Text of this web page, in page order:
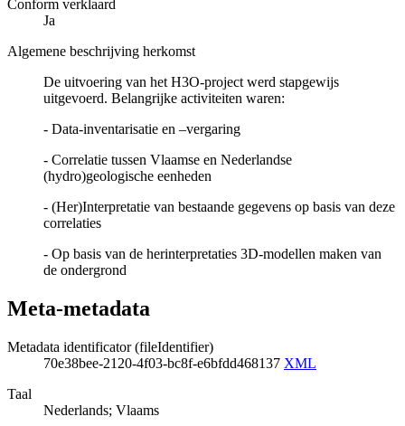
Conform verklaard
Ja
Algemene beschrijving herkomst
De uitvoering van het H3O-project werd stapgewijs
uitgevoerd. Belangrijke activiteiten waren:
- Data-inventarisatie en –vergaring
- Correlatie tussen Vlaamse en Nederlandse
(hydro)geologische eenheden
- (Her)Interpretatie van bestaande gegevens op basis van deze
correlaties
- Op basis van de herinterpretaties 3D-modellen maken van
de ondergrond
Meta-metadata
Metadata identificator (fileIdentifier)
70e38bee-2120-4f03-bc8f-e6bfdd468137 XML
Taal
Nederlands; Vlaams